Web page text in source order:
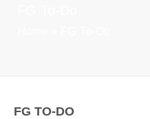
FG TO-DO